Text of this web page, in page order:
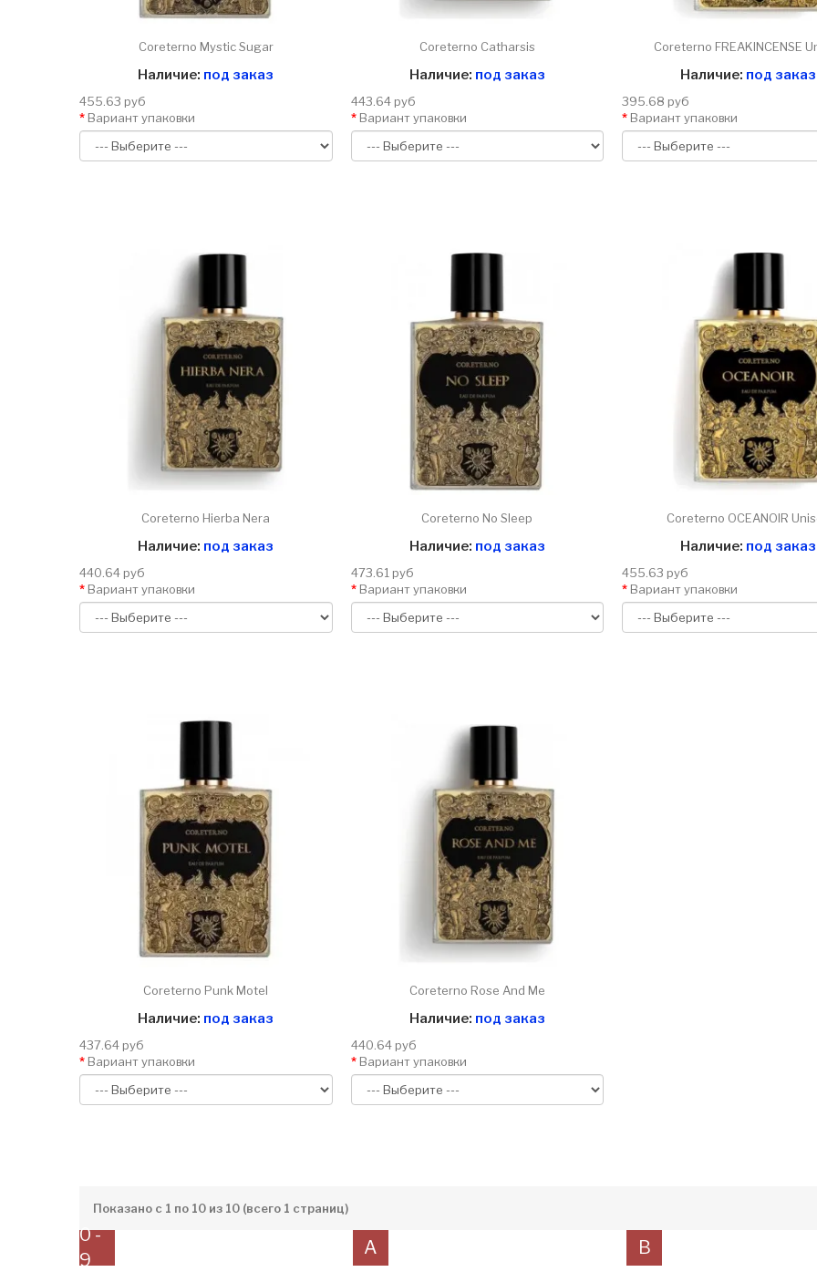
Coreterno Mystic Sugar
Наличие: под заказ
455.63 руб
Вариант упаковки
Coreterno Catharsis
Наличие: под заказ
443.64 руб
Вариант упаковки
Coreterno FREAKINCENSE
Наличие: под заказ
395.68 руб
Вариант упаковки
Coreterno Hierba Nera
Наличие: под заказ
440.64 руб
Вариант упаковки
Coreterno No Sleep
Наличие: под заказ
473.61 руб
Вариант упаковки
Coreterno OCEANOIR
Наличие: под заказ
455.63 руб
Вариант упаковки
Coreterno Punk Motel
Наличие: под заказ
437.64 руб
Вариант упаковки
Coreterno Rose And Me
Наличие: под заказ
440.64 руб
Вариант упаковки
Показано с 1 по 10 из 10 (всего 1 страниц)
0 -
9
A B